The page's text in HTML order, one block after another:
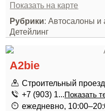
Показать на карте
Рубрики: Автосалоны и
Детейлинг
A2bie
Строительный
+7 (903) 1...Показать
ежедневно,